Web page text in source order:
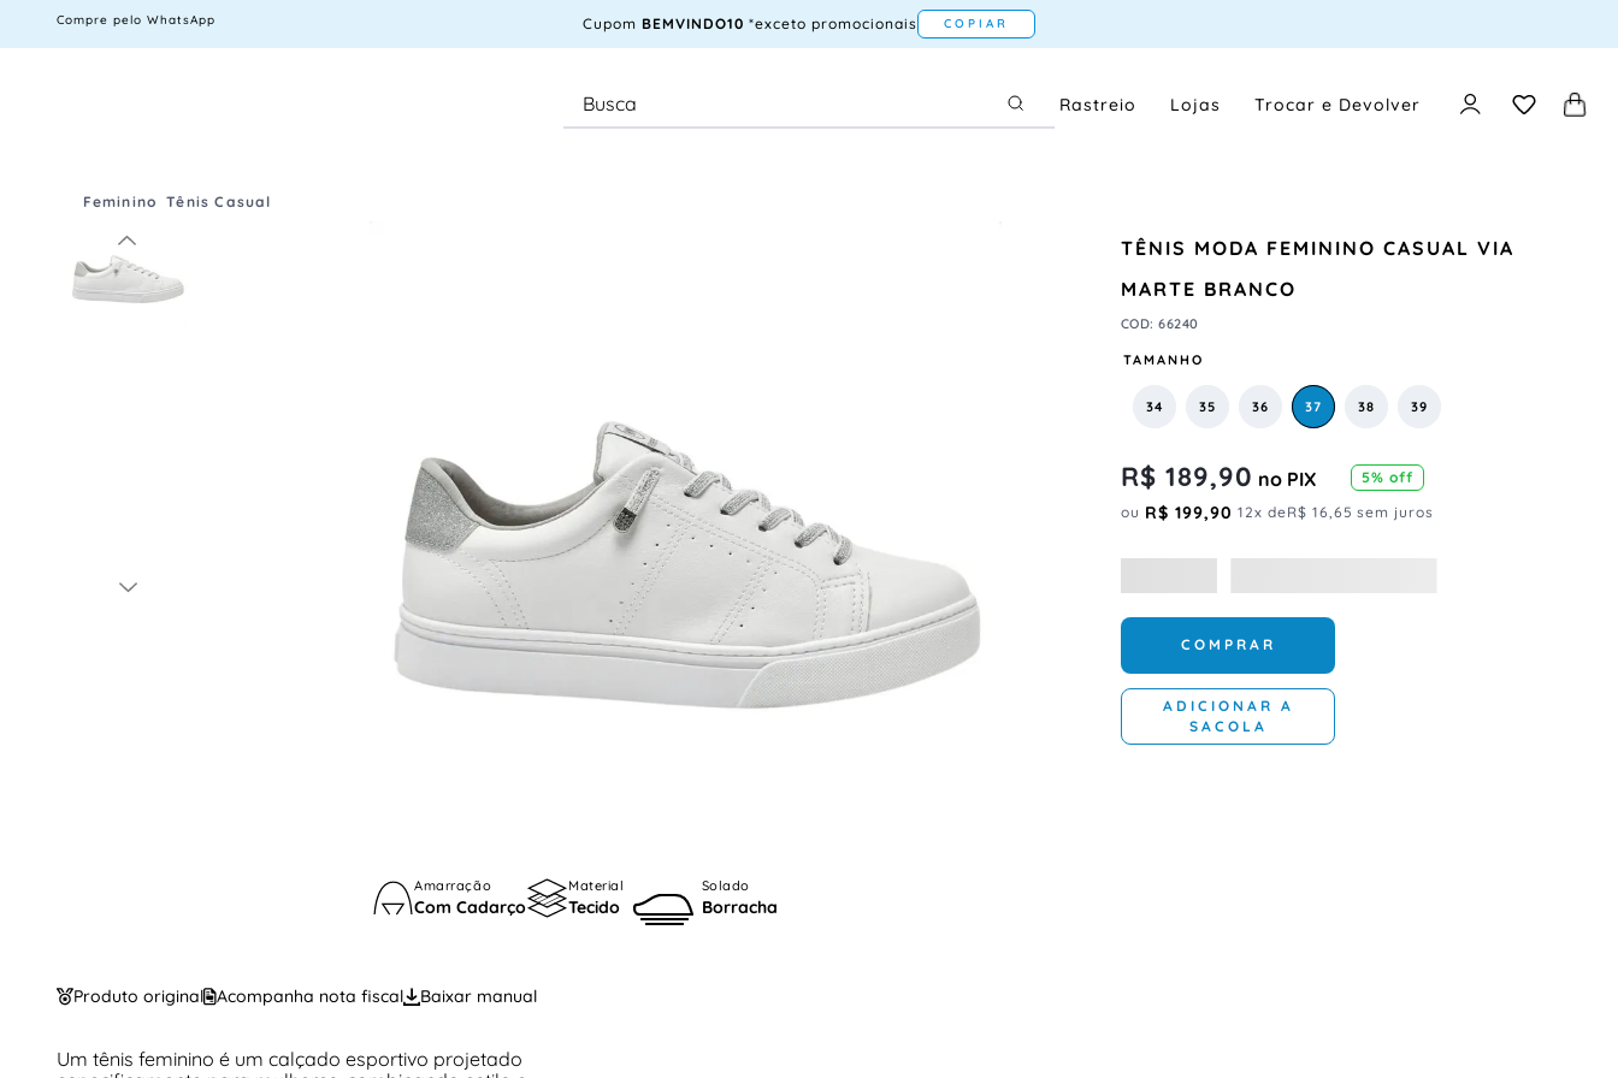
Compre pelo WhatsApp Cupom BEMVINDO10 *exceto promocionais COPIAR
Rastreio Lojas Trocar e Devolver
Feminino Tênis Casual
Amarração
Com Cadarço
Material
Tecido
Solado
Borracha
TÊNIS MODA FEMININO CASUAL VIA
MARTE BRANCO
COD:66240
TAMANHO
34 35 36 37 38 39
R$ 189,90 no PIX 5% off
ou R$ 199,90 12x deR$ 16,65 sem juros
COMPRAR
ADICIONAR A
SACOLA
Produto original Acompanha nota fiscal Baixar manual
Um tênis feminino é um calçado esportivo projetado